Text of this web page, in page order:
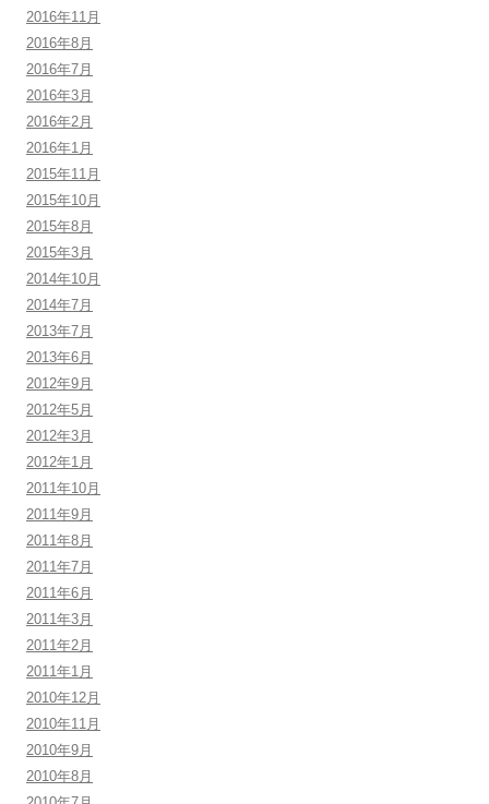
2016年11月
2016年8月
2016年7月
2016年3月
2016年2月
2016年1月
2015年11月
2015年10月
2015年8月
2015年3月
2014年10月
2014年7月
2013年7月
2013年6月
2012年9月
2012年5月
2012年3月
2012年1月
2011年10月
2011年9月
2011年8月
2011年7月
2011年6月
2011年3月
2011年2月
2011年1月
2010年12月
2010年11月
2010年9月
2010年8月